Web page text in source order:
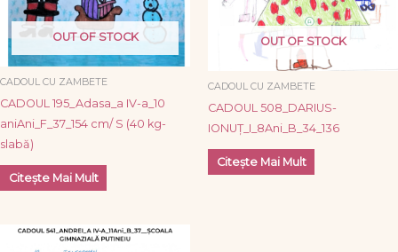
OUT OF STOCK
CADOUL CU ZAMBETE
CADOUL 195_Adasa_a IV-a_10
aniAni_F_37_154 cm/ S (40 kg-
slabă)
Citește Mai Mult
OUT OF STOCK
CADOUL CU ZAMBETE
CADOUL 508_DARIUS-
IONUȚ_I_8Ani_B_34_136
Citește Mai Mult